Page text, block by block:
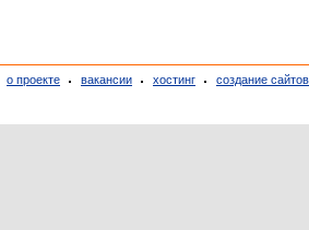
о проекте вакансии хостинг создание сайтов